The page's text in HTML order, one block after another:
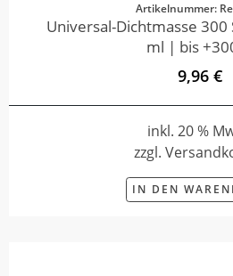
Artikelnummer:
Universal-Dichtmasse
ml | bis
9,96 €
inkl. 20 %
zzgl.
IN DEN